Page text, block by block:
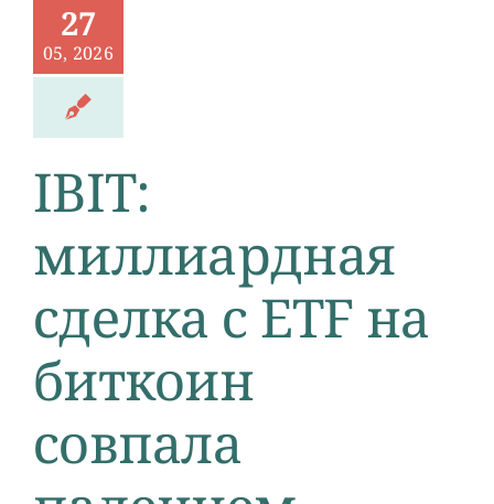
27
05, 2026
IBIT:
миллиардная
сделка с ETF на
биткоин
совпала